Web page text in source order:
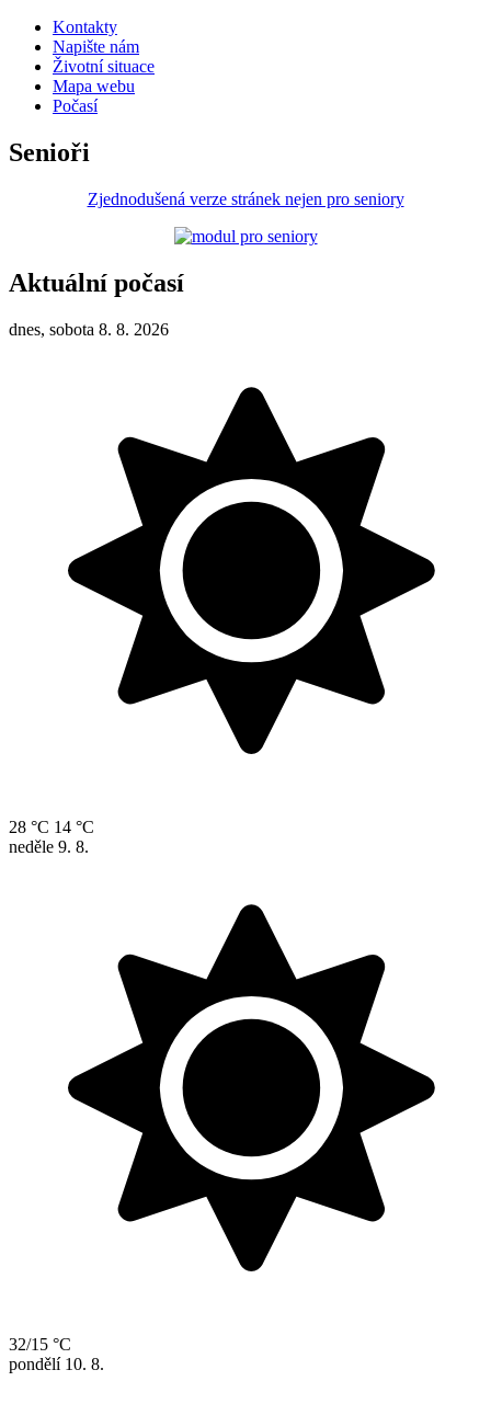
Kontakty
Napište nám
Životní situace
Mapa webu
Počasí
Senioři
Zjednodušená verze stránek nejen pro seniory
Aktuální počasí
dnes, sobota 8. 8. 2026
28 °C 14 °C
neděle 9. 8.
32/15 °C
pondělí 10. 8.